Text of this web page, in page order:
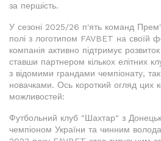
за першість.
У сезоні 2025/26 п'ять команд
полі з логотипом FAVBET на своїй
компанія активно підтримує
ставши партнером кількох елітних
з відомими грандами чемпіонату,
новачками. Ось короткий огляд цих
можливостей:
Футбольний клуб "Шахтар" з
чемпіоном України та чинним